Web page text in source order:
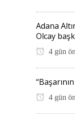
Adana
Olcay
4 gün
4 gün